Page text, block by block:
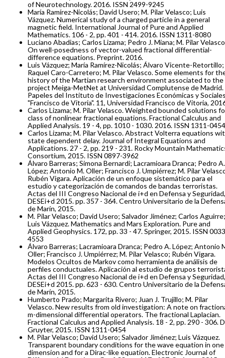
of Neurotechnology. 2016. ISSN 2499-9245
María Ramírez-Nicolás; David Usero; M. Pilar Velasco; Luis
Vázquez. Numerical study of a charged particle in a general
magnetic field. International Journal of Pure and Applied
Mathematics. 106 - 2, pp. 401 - 414. 2016. ISSN 1311-8080
Luciano Abadias; Carlos Lizama; Pedro J. Miana; M. Pilar
On well-posedness of vector-valued fractional differential-
difference equations. Preprint. 2016.
Luis Vázquez; María Ramírez-Nicolás; Álvaro Vicente-Retortillo;
Raquel Caro-Carretero; M. Pilar Velasco. Some elements for
history of the Martian research environment associated to the
project Meiga-MetNet at Universidad Complutense de Madrid.
Papeles del Instituto de Investigaciones Económicas y
"Francisco de Vitoria". 11, Universidad Francisco de Vitoria,
Carlos Lizama; M. Pilar Velasco. Weighted bounded solutions
class of nonlinear fractional equations. Fractional Calculus and
Applied Analysis. 19 - 4, pp. 1010 - 1030. 2016. ISSN 1311-0454
Carlos Lizama; M. Pilar Velasco. Abstract Volterra equations
state dependent delay. Journal of Integral Equations and
Applications. 27 - 2, pp. 219 - 231. Rocky Mountain
Consortium, 2015. ISSN 0897-3962
Álvaro Barreras; Simona Bernardi; Lacramioara Dranca; Pedro A.
López; Antonio M. Oller; Francisco J. Umpiérrez; M. Pilar
Rubén Vigara. Aplicación de un enfoque sistemático para el
estudio y categorización de comandos de bandas terroristas.
Actas del III Congreso Nacional de i+d en Defensa y Seguridad,
DESEi+d 2015. pp. 357 - 364. Centro Universitario de la
de Marín, 2015.
M. Pilar Velasco; David Usero; Salvador Jiménez; Carlos Aguirre;
Luis Vázquez. Mathematics and Mars Exploration. Pure and
Applied Geophysics. 172, pp. 33 - 47. Springer, 2015. ISSN
4553
Álvaro Barreras; Lacramioara Dranca; Pedro A. López; Antonio
Oller; Francisco J. Umpiérrez; M. Pilar Velasco; Rubén Vigara.
Modelos Ocultos de Markov como herramienta de análisis de
perfiles conductuales. Aplicación al estudio de grupos
Actas del III Congreso Nacional de i+d en Defensa y Seguridad,
DESEi+d 2015. pp. 623 - 630. Centro Universitario de la
de Marín, 2015.
Humberto Prado; Margarita Rivero; Juan J. Trujillo; M. Pilar
Velasco. New results from old investigation: A note on
m-dimensional differential operators. The fractional Laplacian.
Fractional Calculus and Applied Analysis. 18 - 2, pp. 290 - 306.
Gruyter, 2015. ISSN 1311-0454
M. Pilar Velasco; David Usero; Salvador Jiménez; Luis Vázquez.
Transparent boundary conditions for the wave equation in one
dimension and for a Dirac-like equation. Electronic Journal of